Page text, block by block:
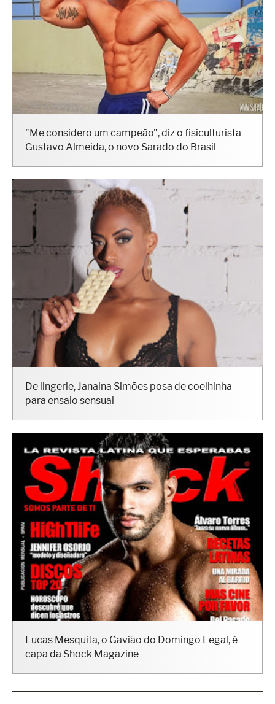
"Me considero um campeão", diz o fisiculturista
Gustavo Almeida, o novo Sarado do Brasil
De lingerie, Janaina Simões posa de coelhinha
para ensaio sensual
Lucas Mesquita, o Gavião do Domingo Legal, é
capa da Shock Magazine